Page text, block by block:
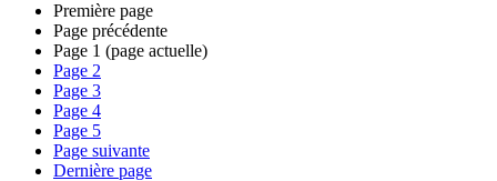
Première page
Page précédente
Page 1 (page actuelle)
Page 2
Page 3
Page 4
Page 5
Page suivante
Dernière page